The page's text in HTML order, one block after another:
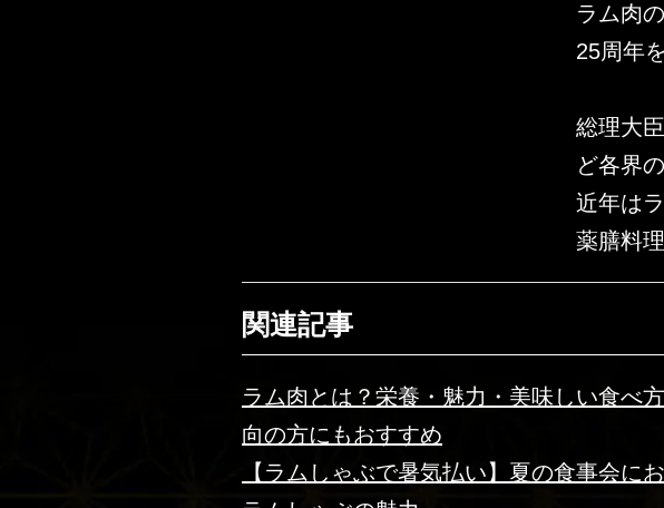
ラム肉
25周年
総理大
ど各界
近年は
薬膳料
関連記事
ラム肉とは？栄養・魅力・美味しい食べ
向の方にもおすすめ
【ラムしゃぶで暑気払い】夏の食事会に